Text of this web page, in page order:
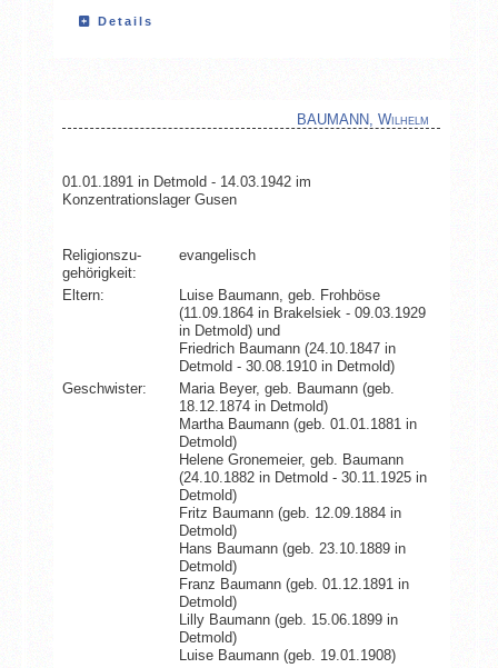
Details
BAUMANN, Wilhelm
01.01.1891 in Detmold - 14.03.1942 im
Konzentrationslager Gusen
Religionszu­
gehörigkeit:
evangelisch
Eltern:
Luise Baumann, geb. Frohböse
(11.09.1864 in Brakelsiek - 09.03.1929
in Detmold) und
Friedrich Baumann (24.10.1847 in
Detmold - 30.08.1910 in Detmold)
Geschwister:
Maria Beyer, geb. Baumann (geb.
18.12.1874 in Detmold)
Martha Baumann (geb. 01.01.1881 in
Detmold)
Helene Gronemeier, geb. Baumann
(24.10.1882 in Detmold - 30.11.1925 in
Detmold)
Fritz Baumann (geb. 12.09.1884 in
Detmold)
Hans Baumann (geb. 23.10.1889 in
Detmold)
Franz Baumann (geb. 01.12.1891 in
Detmold)
Lilly Baumann (geb. 15.06.1899 in
Detmold)
Luise Baumann (geb. 19.01.1908)